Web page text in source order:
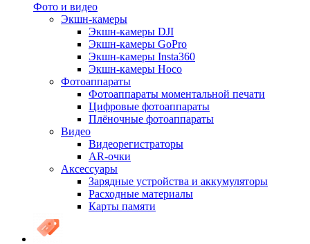
Фото и видео
Экшн-камеры
Экшн-камеры DJI
Экшн-камеры GoPro
Экшн-камеры Insta360
Экшн-камеры Hoco
Фотоаппараты
Фотоаппараты моментальной печати
Цифровые фотоаппараты
Плёночные фотоаппараты
Видео
Видеорегистраторы
AR-очки
Аксессуары
Зарядные устройства и аккумуляторы
Расходные материалы
Карты памяти